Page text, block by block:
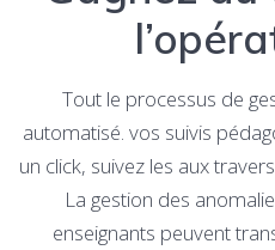
Tout le processus de
automatisé. vos suivis
un click, suivez les aux
La gestion des
enseignants peuvent